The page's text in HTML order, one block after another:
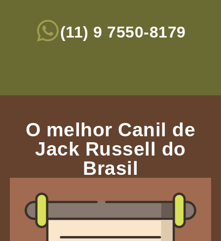
(11) 9 7550-8179
O melhor Canil de
Jack Russell do
Brasil